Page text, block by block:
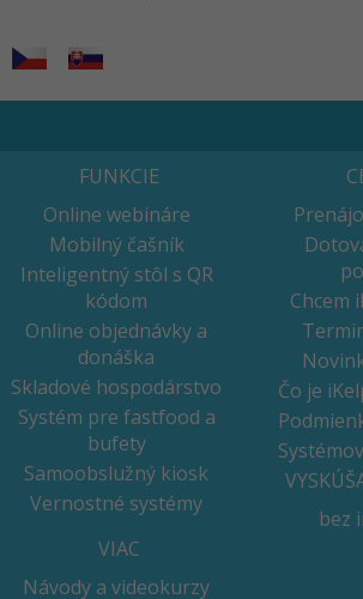
FUNKCIE
Online webináre
Mobilný čašník
Inteligentný stôl s QR
kódom
Online objednávky a
donáška
Skladové hospodárstvo
Systém pre fastfood a
bufety
Samoobslužný kiosk
Vernostné systémy
Chcem
Čo je
bez
VIAC
Návody a videokurzy